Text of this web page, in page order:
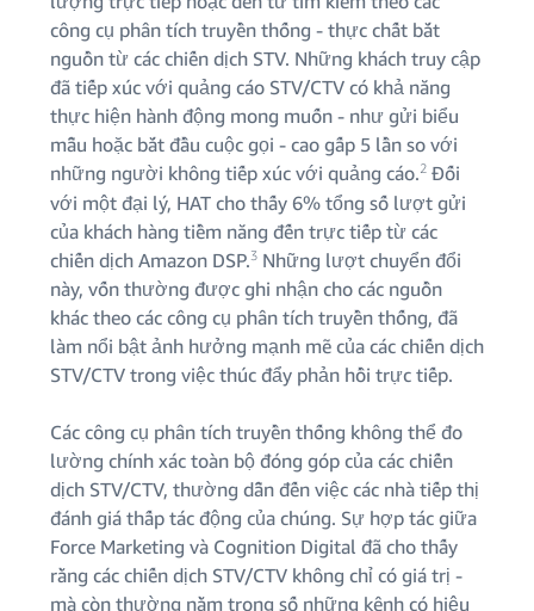
công cụ phân tích truyền thống - thực chất bắt
nguồn từ các chiến dịch STV. Những khách truy cập
đã tiếp xúc với quảng cáo STV/CTV có khả năng
thực hiện hành động mong muốn - như gửi biểu
mẫu hoặc bắt đầu cuộc gọi - cao gấp 5 lần so với
những người không tiếp xúc với quảng cáo.2 Đối
với một đại lý, HAT cho thấy 6% tổng số lượt gửi
của khách hàng tiềm năng đến trực tiếp từ các
chiến dịch Amazon DSP.3 Những lượt chuyển đổi
này, vốn thường được ghi nhận cho các nguồn
khác theo các công cụ phân tích truyền thống, đã
làm nổi bật ảnh hưởng mạnh mẽ của các chiến dịch
STV/CTV trong việc thúc đẩy phản hồi trực tiếp.
Các công cụ phân tích truyền thống không thể đo
lường chính xác toàn bộ đóng góp của các chiến
dịch STV/CTV, thường dẫn đến việc các nhà tiếp thị
đánh giá thấp tác động của chúng. Sự hợp tác giữa
Force Marketing và Cognition Digital đã cho thấy
rằng các chiến dịch STV/CTV không chỉ có giá trị -
mà còn thường nằm trong số những kênh có hiệu